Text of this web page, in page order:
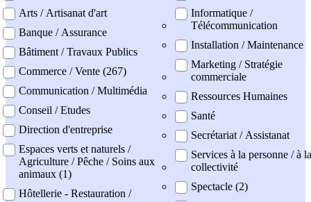
Arts / Artisanat d'art
Banque / Assurance
Bâtiment / Travaux Publics
Commerce / Vente (267)
Communication / Multimédia
Conseil / Etudes
Direction d'entreprise
Espaces verts et naturels /
Agriculture / Pêche / Soins aux
animaux (1)
Hôtellerie - Restauration /
Informatique /
Télécommunication
Installation / Maintenance
Marketing / Stratégie
commerciale
Ressources Humaines
Santé
Secrétariat / Assistanat
Services à la personne / à la
collectivité
Spectacle (2)